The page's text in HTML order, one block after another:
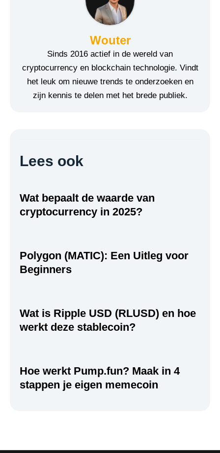
Wouter
Sinds 2016 actief in de wereld van
cryptocurrency en blockchain technologie. Vindt
het leuk om nieuwe trends te onderzoeken en
zijn kennis te delen met het brede publiek.
Lees ook
Wat bepaalt de waarde van
cryptocurrency in 2025?
Polygon (MATIC): Een Uitleg voor
Beginners
Wat is Ripple USD (RLUSD) en hoe
werkt deze stablecoin?
Hoe werkt Pump.fun? Maak in 4
stappen je eigen memecoin